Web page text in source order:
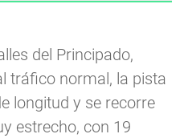
del Principado,
tráfico normal, la pista
longitud y se recorre
estrecho, con 19